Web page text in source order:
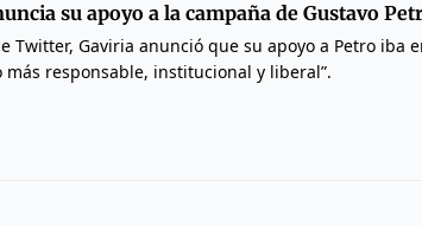
su apoyo a la campaña de Gustavo
Twitter, Gaviria anunció que su apoyo a Petro iba
más responsable, institucional y liberal”.